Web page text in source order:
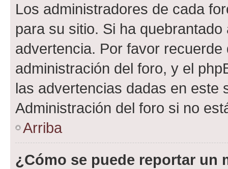
Los administradores de cada
para su sitio. Si ha
advertencia. Por favor
administración del foro, y el
las advertencias dadas en este
Administración del foro si no
Arriba
¿Cómo se puede reportar un